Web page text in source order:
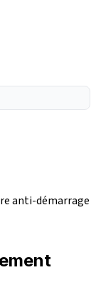
anti-démarrage